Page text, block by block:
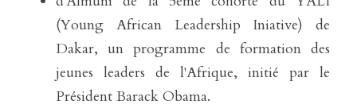
(Young African Leadership Iniative) de
Dakar, un programme de formation des
jeunes leaders de l'Afrique, initié par le
Président Barack Obama.